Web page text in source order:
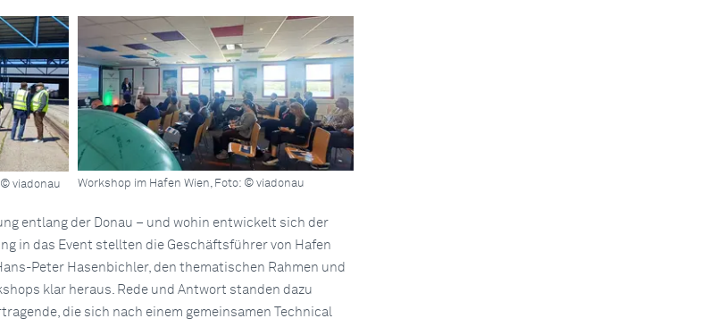
Workshop im Hafen Wien, Foto: © viadonau
© viadonau
entlang der Donau – und wohin entwickelt sich der
in das Event stellten die Geschäftsführer von Hafen
Peter Hasenbichler, den thematischen Rahmen und
klar heraus. Rede und Antwort standen dazu
die sich nach einem gemeinsamen Technical